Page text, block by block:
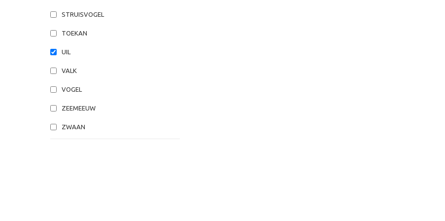
STRUISVOGEL
TOEKAN
UIL
VALK
VOGEL
ZEEMEEUW
ZWAAN